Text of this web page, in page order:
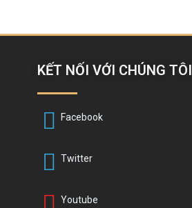
KẾT NỐI VỚI CHÚNG TÔI
Facebook
Twitter
Youtube